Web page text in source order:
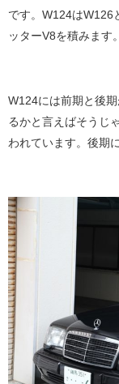
です。W124はW126
ッターV8を積みます。
W124には前期と後
るかと言えばそうじ
われています。後期